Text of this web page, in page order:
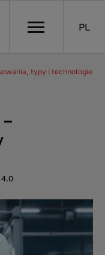
PL
typy i technologie
4.0